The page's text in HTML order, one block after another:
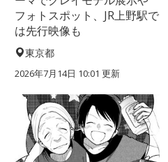
フォトスポット、JR上野駅で
は先行映像も
東京都
2026年7月14日 10:01 更新